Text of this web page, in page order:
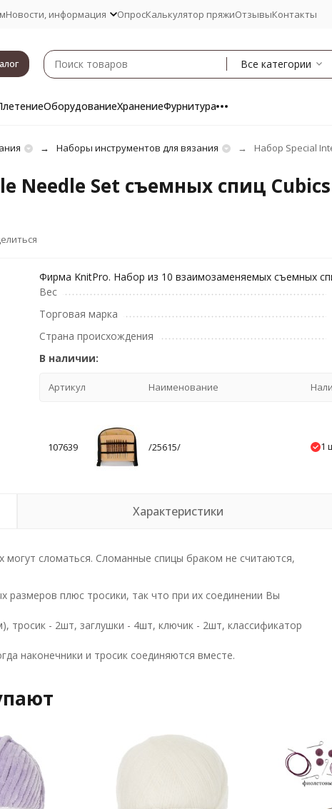
Новости, информация ОпросКалькулятор пряжиОтзывыКонтакты
Все категории
ОборудованиеХранениеФурнитура
Наборы инструментов для вязания Набор Special
Needle Set съемных спиц
Фирма KnitPro. Набор из 10 взаимозаменяемых съемных
Вес
Торговая марка
Страна происхождения
В наличии:
Артикул Наименование
107639 /25615/ 1
Характеристики
сломаться. Сломанные спицы браком не считаются,
плюс тросики, так что при их соединении Вы
- 2шт, заглушки - 4шт, ключик - 2шт, классификатор
наконечники и тросик соединяются вместе.